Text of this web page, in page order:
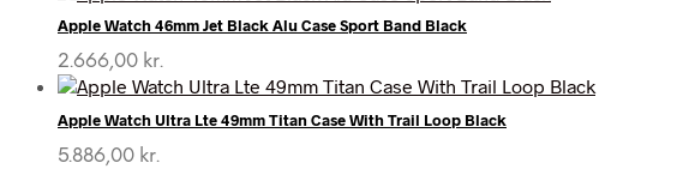
var:
1.799,00 kr..
er:
Apple Watch 46mm Jet Black Alu Case Sport Band Black
2.666,00 kr.
Apple Watch Ultra Lte 49mm Titan Case With Trail Loop Black
5.886,00 kr.